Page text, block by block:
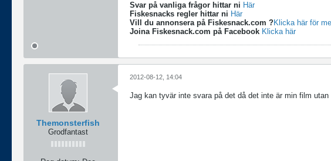
Svar på vanliga frågor hittar ni Här
Fiskesnacks regler hittar ni Här
Vill du annonsera på Fiskesnack.com ?Klicka här för
Joina Fiskesnack.com på Facebook Klicka här
Themonsterfish
Grodfantast
2012-08-12, 14:04
Jag kan tyvär inte svara på det då det inte är min film